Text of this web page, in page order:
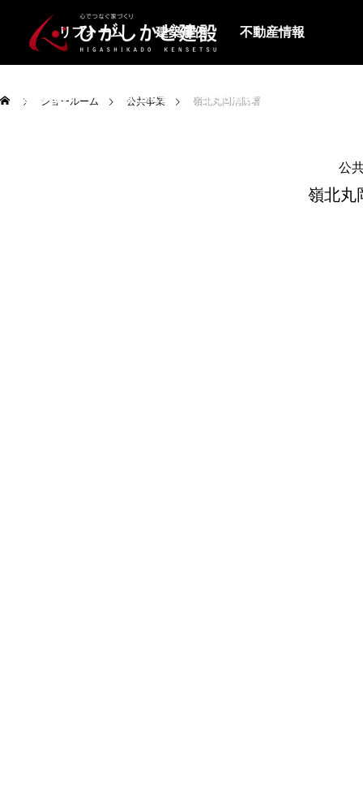
リフォーム 建築事例 不動産情報
お客様の声 会社概要 採用情報
ショールーム 公共事業 嶺北丸岡消防署
公
嶺北丸